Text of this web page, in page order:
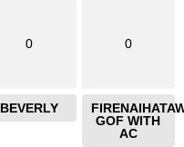
0
BEVERLY
0
GOF WITH
AC